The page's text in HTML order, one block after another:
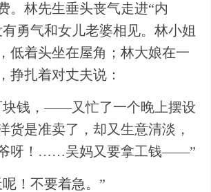
。林先生垂头丧气走进“内
勇气和女儿老婆相见。林小姐
低着头坐在屋角；林大娘在一
挣扎着对丈夫说：
块钱，——又忙了一个晚上摆设
货是准卖了，却又生意清淡，
呀！……吴妈又要拿工钱——”
！不要着急。”